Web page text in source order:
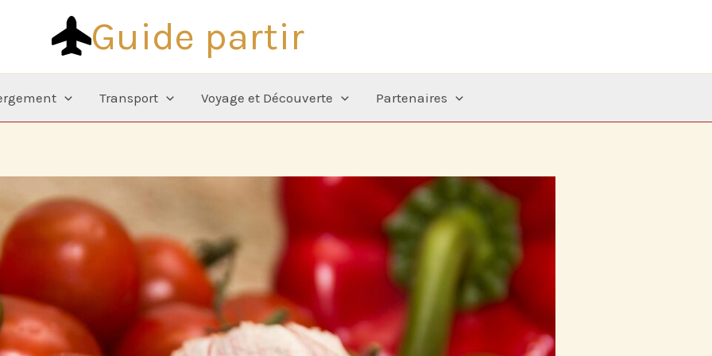
Guide partir
Transport Voyage et Découverte Partenaires